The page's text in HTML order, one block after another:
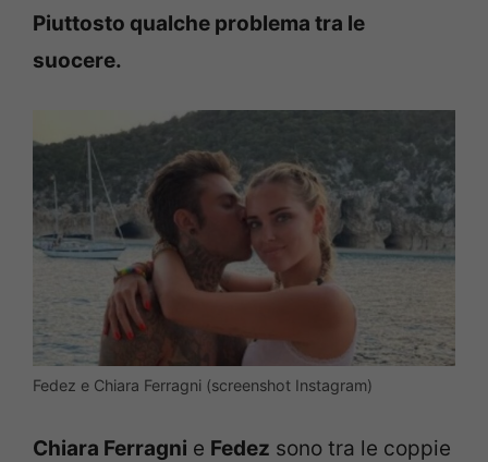
Piuttosto qualche problema tra le
suocere.
Fedez e Chiara Ferragni (screenshot Instagram)
Chiara Ferragni e Fedez sono tra le coppie